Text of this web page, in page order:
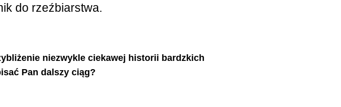
do rzeźbiarstwa.
niezwykle ciekawej historii bardzkich
Pan dalszy ciąg?